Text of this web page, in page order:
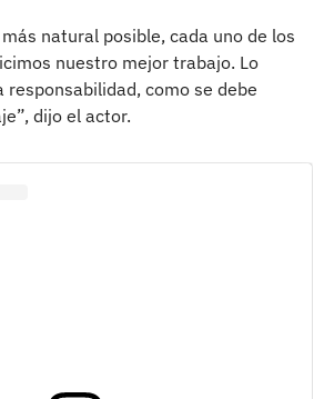
natural posible, cada uno de los
nuestro mejor trabajo. Lo
responsabilidad, como se debe
dijo el actor.